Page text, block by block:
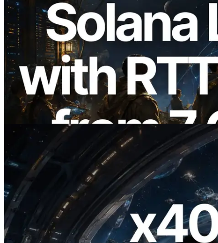
2026.08.05
ERPC erweitert Solana Leader Slot API
um Ping-Messung aus 7 globalen
Regionen — Validators Information API
ebenfalls gestartet
Lesen Sie diesen Artikel
2026.07.04